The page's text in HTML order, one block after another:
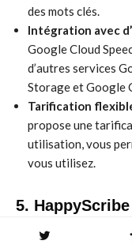
des mots clés.
Intégration avec
Google Cloud
d’autres services
Storage et Google
Tarification
propose une
utilisation, vous
vous utilisez.
5. HappyScribe